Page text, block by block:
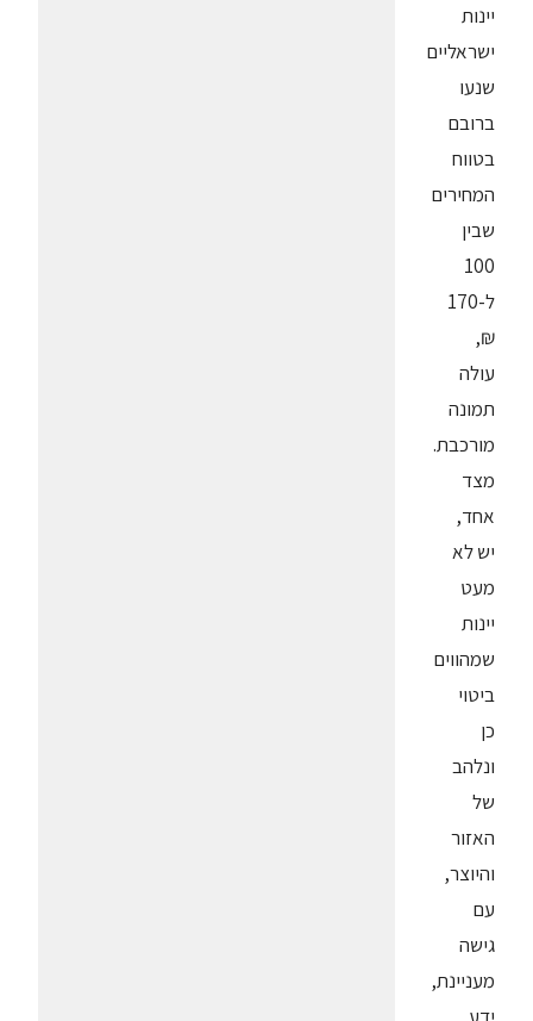
יינות
ישראליים
שנעו
ברובם
בטווח
המחירים
שבין
100
ל-170
₪,
עולה
תמונה
מורכבת.
מצד
אחד,
יש לא
מעט
יינות
שמהווים
ביטוי
כן
ונלהב
של
האזור
והיוצר,
עם
גישה
מעניינת,